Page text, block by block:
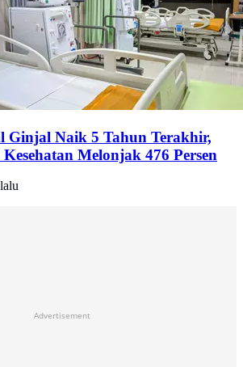
Ginjal Naik 5 Tahun Terakhir,
Melonjak 476 Persen
Advertisement